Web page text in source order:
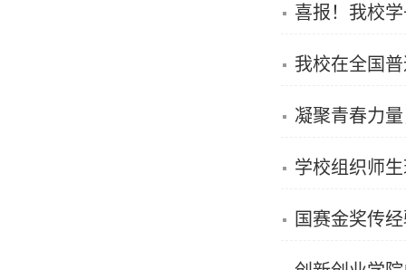
喜报！我校
我校在全国
凝聚青春力
学校组织师
国赛金奖传